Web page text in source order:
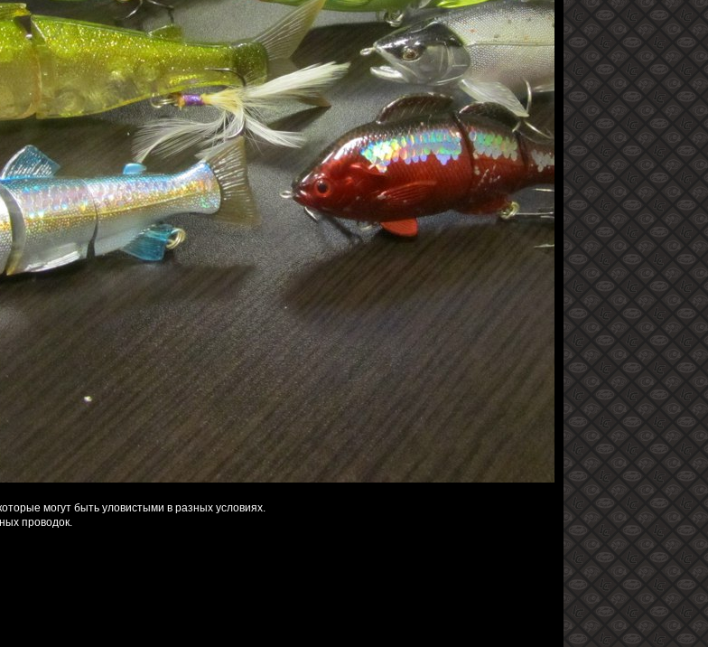
могут быть уловистыми в разных условиях.
проводок.